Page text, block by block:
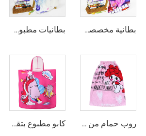
بطانية مخصصة ومطبوعة بأسماء شخصية بطانيات مطبوعة بتقنية التسامي من قماش الكريستال المخملي حسب الطلب
روب حمام من القطن 100٪ مطبوع برسوم متحركة رقمية كابو مطبوع بتقنية التسامي للأطفال، للاستخدام على الشاطئ